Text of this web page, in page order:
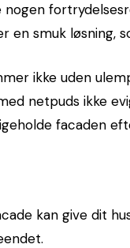
nogen
en smuk løsning,
ikke uden
netpuds ikke
facaden
kan give dit